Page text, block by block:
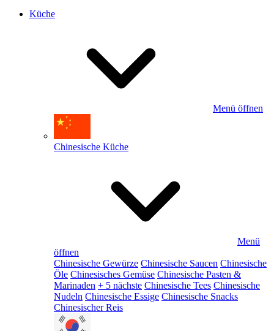
Küche
Menü öffnen
Chinesische Küche
Menü
öffnen
Chinesische Gewürze Chinesische Saucen Chinesische
Öle Chinesisches Gemüse Chinesische Pasten &
Marinaden + 5 nächste Chinesische Tees Chinesische
Nudeln Chinesische Essige Chinesische Snacks
Chinesischer Reis